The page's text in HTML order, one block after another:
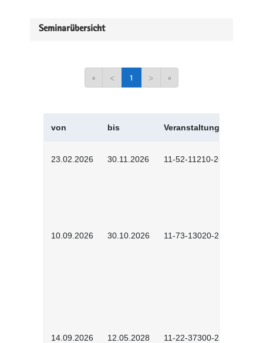
Seminarübersicht
« < 1 > »
von bis Veranstaltungskürzel
23.02.2026 30.11.2026 11-52-11210-2602
10.09.2026 30.10.2026 11-73-13020-2601
14.09.2026 12.05.2028 11-22-37300-2604